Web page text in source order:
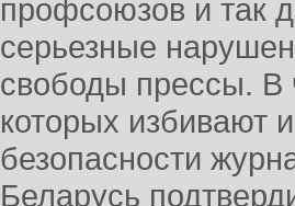
профсоюзов и так
серьезные
свободы прессы. В
которых избивают
безопасности
Беларусь